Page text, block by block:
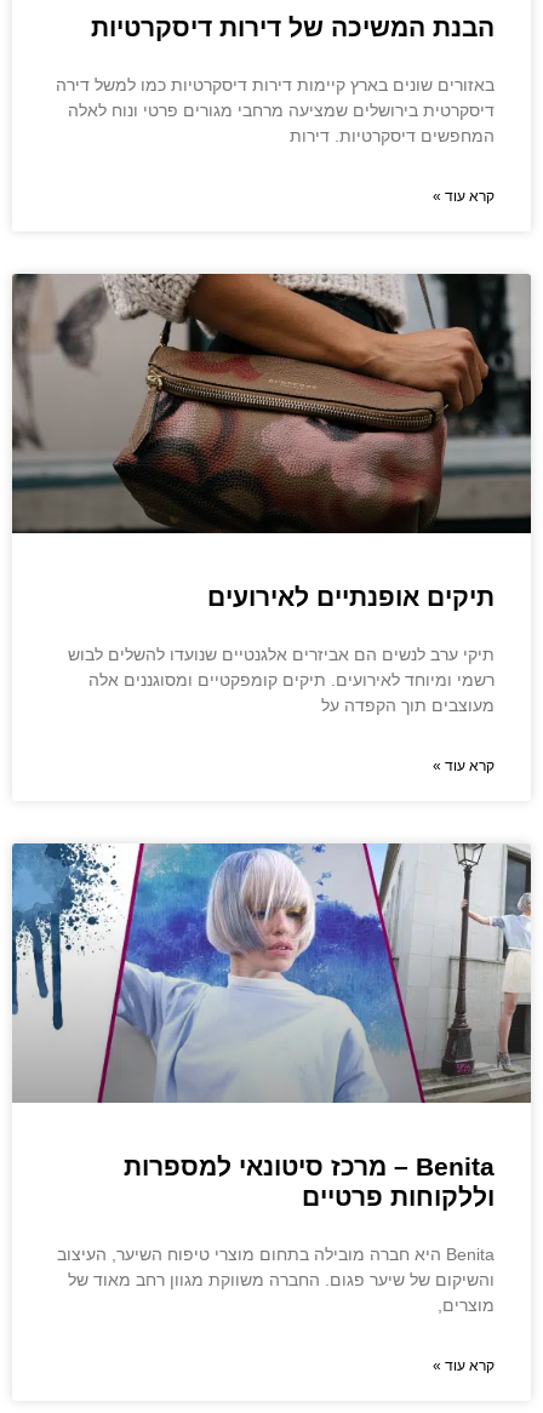
הבנת המשיכה של דירות דיסקרטיות
באזורים שונים בארץ קיימות דירות דיסקרטיות כמו למשל דירה
דיסקרטית בירושלים שמציעה מרחבי מגורים פרטי ונוח לאלה
המחפשים דיסקרטיות. דירות
קרא עוד »
תיקים אופנתיים לאירועים
תיקי ערב לנשים הם אביזרים אלגנטיים שנועדו להשלים לבוש
רשמי ומיוחד לאירועים. תיקים קומפקטיים ומסוגננים אלה
מעוצבים תוך הקפדה על
קרא עוד »
Benita – מרכז סיטונאי למספרות
וללקוחות פרטיים
Benita היא חברה מובילה בתחום מוצרי טיפוח השיער, העיצוב
והשיקום של שיער פגום. החברה משווקת מגוון רחב מאוד של
מוצרים,
קרא עוד »